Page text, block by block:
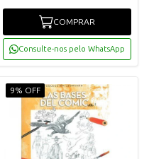
COMPRAR
Consulte-nos pelo WhatsApp
9% OFF